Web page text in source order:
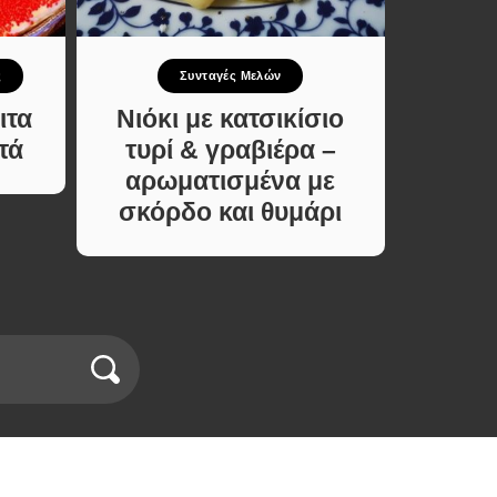
Συνταγές Μελών
Νιόκι με κατσικίσιο
τυρί & γραβιέρα –
αρωματισμένα με
σκόρδο και θυμάρι